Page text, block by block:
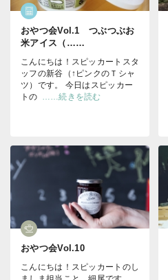
おやつ会Vol.1 つぶつぶお
米アイス（……
こんにちは！スピッカートスタ
ッフの新谷（↑ピンクのＴシャ
ツ）です。 今日はスピッカー
トの ……続きを読む
おやつ会Vol.10
こんにちは！スピッカートのし